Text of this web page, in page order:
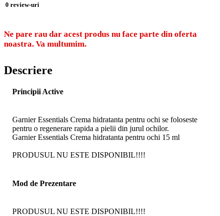
0 review-uri
Ne pare rau dar acest produs nu face parte din oferta
noastra. Va multumim.
Descriere
Principii Active
Garnier Essentials Crema hidratanta pentru ochi se foloseste
pentru o regenerare rapida a pielii din jurul ochilor.
Garnier Essentials Crema hidratanta pentru ochi 15 ml
PRODUSUL NU ESTE DISPONIBIL!!!!
Mod de Prezentare
PRODUSUL NU ESTE DISPONIBIL!!!!